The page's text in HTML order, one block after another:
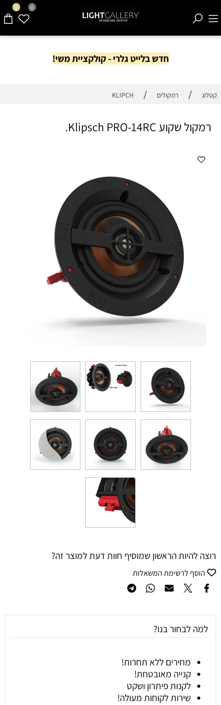
0 0
חדש בלייט גלרי - קולקציית משי!
קטלוג / רמקולים /
KLIPCH
רמקול שקוע Klipsch PRO-14RC.
רוצה להיות הראשון שמוסיף חוות דעת למוצר זה?
הוסף לרשימת המשאלות
למה לבחור בנו?
מחירים ללא תחרות!
קנייה מאובטחת!
לקנות פיתרון ושקט
שירות לקוחות מעולה!